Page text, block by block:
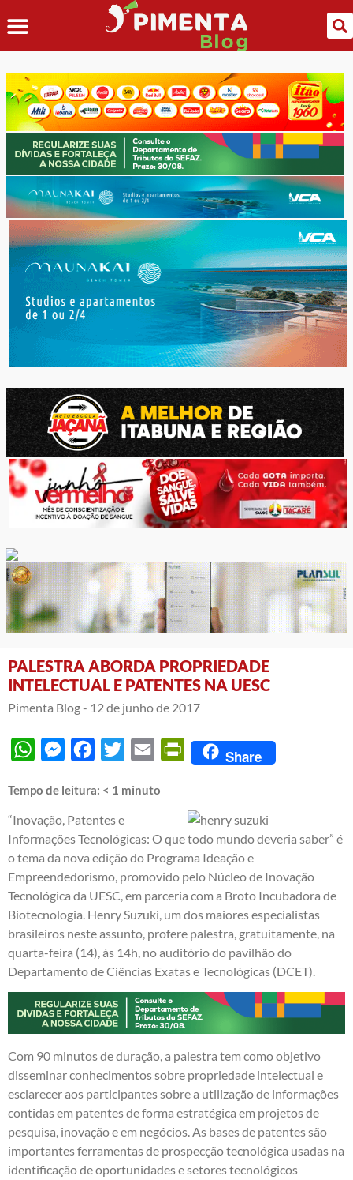
PALESTRA ABORDA PROPRIEDADE
INTELECTUAL E PATENTES NA UESC
Pimenta Blog - 12 de junho de 2017
WhatsAppMessengerFacebook
Twitter Email PrintFriendly
Share
Tempo de leitura: < 1 minuto
“Inovação, Patentes e
Informações Tecnológicas: O que todo mundo deveria saber” é
o tema da nova edição do Programa Ideação e
Empreendedorismo, promovido pelo Núcleo de Inovação
Tecnológica da UESC, em parceria com a Broto Incubadora de
Biotecnologia. Henry Suzuki, um dos maiores especialistas
brasileiros neste assunto, profere palestra, gratuitamente, na
quarta-feira (14), às 14h, no auditório do pavilhão do
Departamento de Ciências Exatas e Tecnológicas (DCET).
Com 90 minutos de duração, a palestra tem como objetivo
disseminar conhecimentos sobre propriedade intelectual e
esclarecer aos participantes sobre a utilização de informações
contidas em patentes de forma estratégica em projetos de
pesquisa, inovação e em negócios. As bases de patentes são
importantes ferramentas de prospecção tecnológica usadas na
identificação de oportunidades e setores tecnológicos